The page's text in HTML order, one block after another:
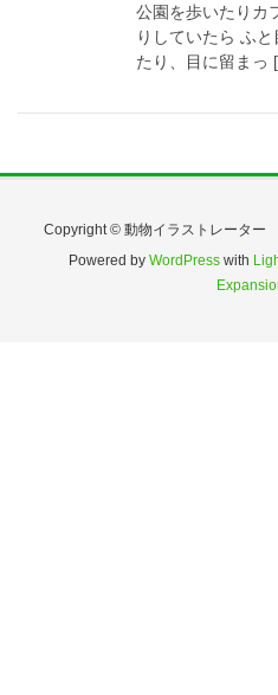
公園を歩いたりカ
りしていたら ふ
たり、目に留まっ
Copyright © 動物イラストレータ
Powered by WordPresswith